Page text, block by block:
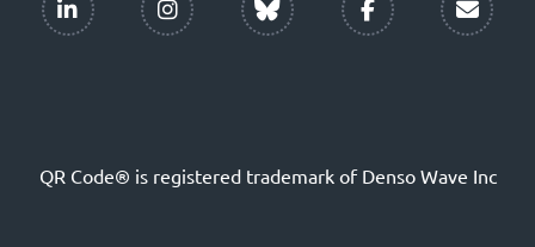
QR Code® is registered trademark of Denso Wave Inc